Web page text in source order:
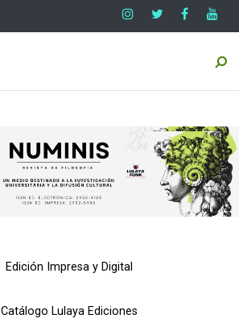
Edición Impresa y Digital
Catálogo Lulaya Ediciones